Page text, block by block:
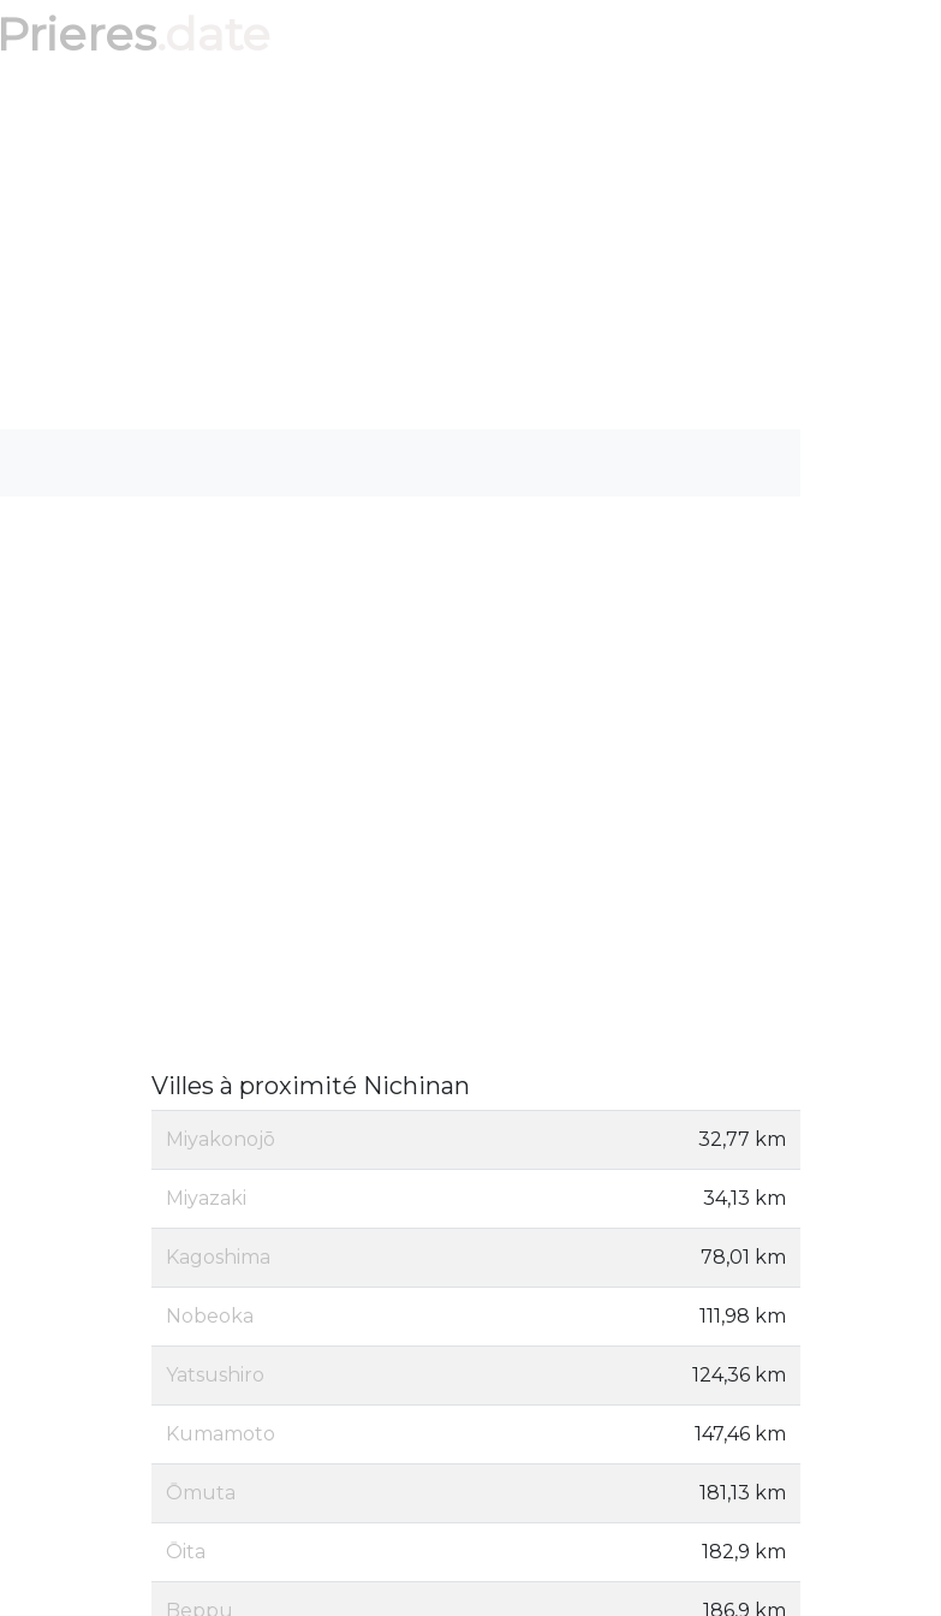
Prieres
Villes à proximité Nichinan
Miyakonojō 32,77 km
Miyazaki 34,13 km
Kagoshima 78,01 km
Nobeoka 111,98 km
Yatsushiro 124,36 km
Kumamoto 147,46 km
Ōmuta 181,13 km
Ōita 182,9 km
Beppu 186,9 km